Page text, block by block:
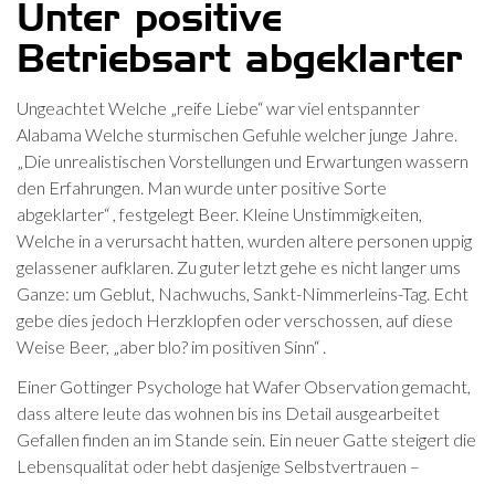
Unter positive
Betriebsart abgeklarter
Ungeachtet Welche „reife Liebe“ war viel entspannter
Alabama Welche sturmischen Gefuhle welcher junge Jahre.
„Die unrealistischen Vorstellungen und Erwartungen wassern
den Erfahrungen. Man wurde unter positive Sorte
abgeklarter“ , festgelegt Beer. Kleine Unstimmigkeiten,
Welche in a verursacht hatten, wurden altere personen uppig
gelassener aufklaren. Zu guter letzt gehe es nicht langer ums
Ganze: um Geblut, Nachwuchs, Sankt-Nimmerleins-Tag. Echt
gebe dies jedoch Herzklopfen oder verschossen, auf diese
Weise Beer, „aber blo? im positiven Sinn“ .
Einer Gottinger Psychologe hat Wafer Observation gemacht,
dass altere leute das wohnen bis ins Detail ausgearbeitet
Gefallen finden an im Stande sein. Ein neuer Gatte steigert die
Lebensqualitat oder hebt dasjenige Selbstvertrauen –